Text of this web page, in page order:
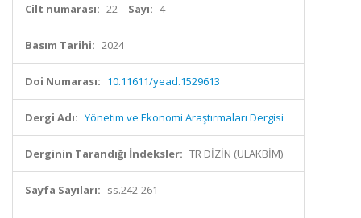
Cilt numarası: 22 Sayı: 4
Basım Tarihi: 2024
Doi Numarası: 10.11611/yead.1529613
Dergi Adı: Yönetim ve Ekonomi Araştırmaları Dergisi
Derginin Tarandığı İndeksler: TR DİZİN (ULAKBİM)
Sayfa Sayıları: ss.242-261